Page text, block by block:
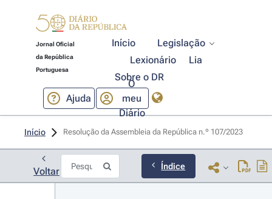
Jornal Oficial
da República
Portuguesa
Início
Legislação
Lexionário
Lia
Sobre o DR
Ajuda
O
meu
Diário
Início Resolução da Assembleia da República n.º 107/2023
Voltar Índice